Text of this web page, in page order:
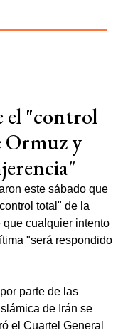
el "control
Ormuz y
este sábado que
total" de la
cualquier intento
"será respondido
parte de las
de Irán se
el Cuartel General